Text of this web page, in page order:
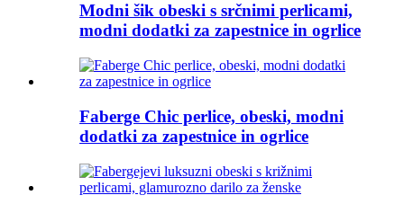
Modni šik obeski s srčnimi perlicami,
modni dodatki za zapestnice in ogrlice
Faberge Chic perlice, obeski, modni
dodatki za zapestnice in ogrlice